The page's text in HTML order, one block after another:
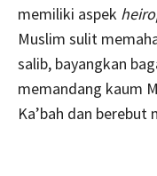
memiliki aspek
Muslim sulit
salib, bayangkan
memandang kaum
Ka’bah dan